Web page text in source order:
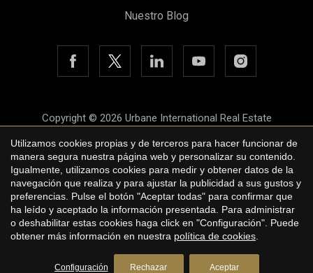
Solicite más información
Nuestro Blog
Copyright © 2026 Urbane International Real Estate
Aviso legal
Política de privacidad
Política de cookies
byiEstrategic
Utilizamos cookies propias y de terceros para hacer funcionar de
manera segura nuestra página web y personalizar su contenido.
Igualmente, utilizamos cookies para medir y obtener datos de la
navegación que realiza y para ajustar la publicidad a sus gustos y
preferencias. Pulse el botón "Aceptar todas" para confirmar que
ha leído y aceptado la información presentada. Para administrar
o deshabilitar estas cookies haga click en "Configuración". Puede
obtener más información en nuestra política de cookies
Configuración Rechazar Aceptar